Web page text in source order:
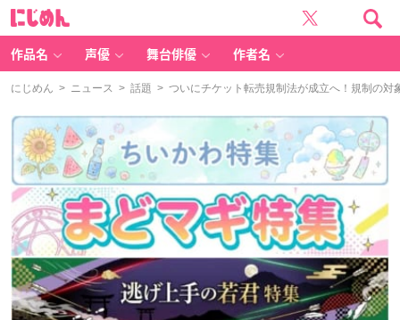
作品名 声優 舞台俳優 作者名
にじめん > ニュース > 話題 > ついにチケット転売規制法が成立へ！規制の対